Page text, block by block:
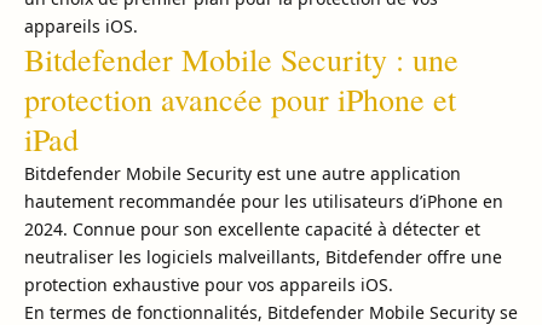
appareils iOS.
Bitdefender Mobile Security : une
protection avancée pour iPhone et
iPad
Bitdefender Mobile Security est une autre application
hautement recommandée pour les utilisateurs d’iPhone en
2024. Connue pour son excellente capacité à détecter et
neutraliser les logiciels malveillants, Bitdefender offre une
protection exhaustive pour vos appareils iOS.
En termes de fonctionnalités, Bitdefender Mobile Security se